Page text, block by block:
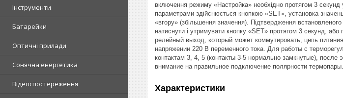
Інструменти
Батарейки
Оптичні прилади
Сонячна енергетика
Відеоспостереження
включення режиму «Настройка» необхідно протягом 3
параметрами здійснюється кнопкою «SET», установка
«вгору» (збільшення значення). Підтвердження
натиснути і утримувати кнопку «SET» протягом 3 секунд,
релейный выход, который может коммутировать, цепь
напряжении 220 В переменного тока. Для работы с
контактам 3, 4, 5 (контакты 3-5 нормально замкнутые), после
внимание на правильное подключение полярности термопары.
Характеристики